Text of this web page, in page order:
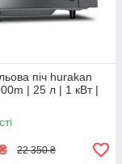
піч hurakan
| 25 л | 1 кВт |
22 350 ₴